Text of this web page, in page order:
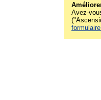
Avez-